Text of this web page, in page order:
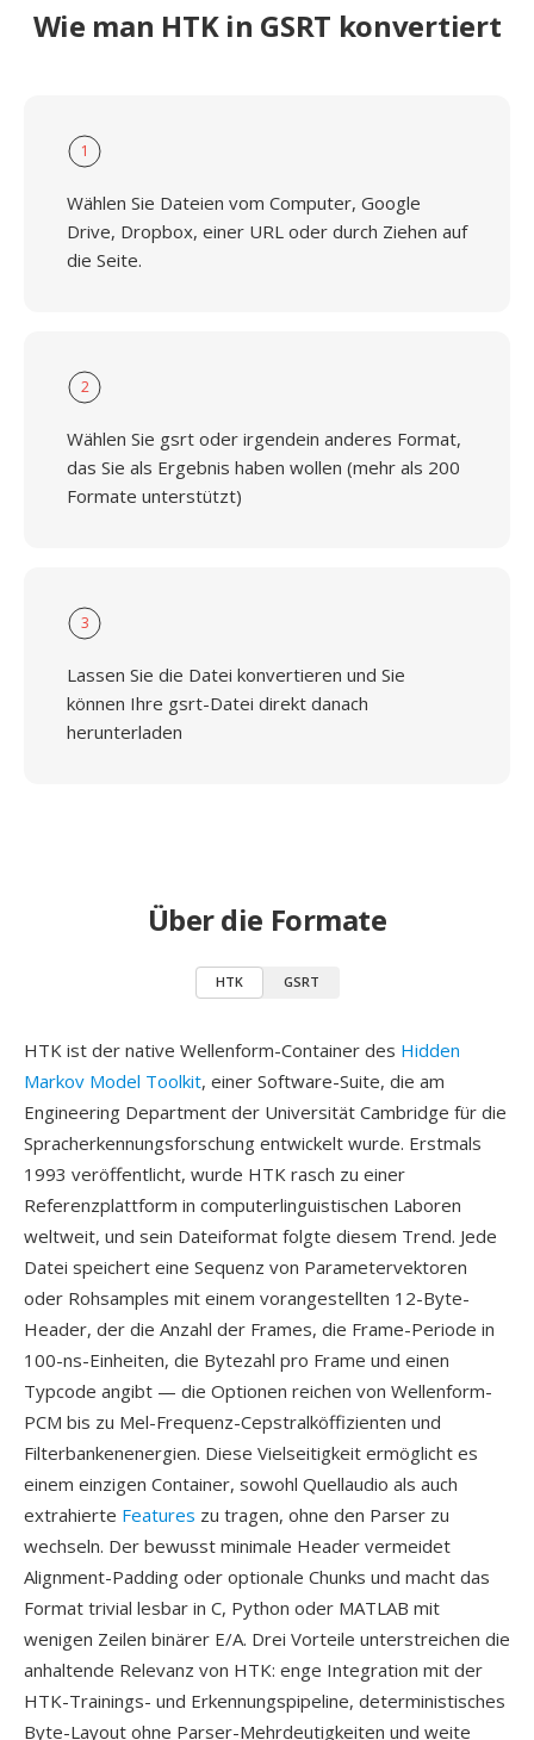
Wie man HTK in GSRT konvertiert
1
Wählen Sie Dateien vom Computer, Google
Drive, Dropbox, einer URL oder durch Ziehen auf
die Seite.
2
Wählen Sie gsrt oder irgendein anderes Format,
das Sie als Ergebnis haben wollen (mehr als 200
Formate unterstützt)
3
Lassen Sie die Datei konvertieren und Sie
können Ihre gsrt-Datei direkt danach
herunterladen
Über die Formate
HTK GSRT
HTK ist der native Wellenform-Container des Hidden
Markov Model Toolkit, einer Software-Suite, die am
Engineering Department der Universität Cambridge für die
Spracherkennungsforschung entwickelt wurde. Erstmals
1993 veröffentlicht, wurde HTK rasch zu einer
Referenzplattform in computerlinguistischen Laboren
weltweit, und sein Dateiformat folgte diesem Trend. Jede
Datei speichert eine Sequenz von Parametervektoren
oder Rohsamples mit einem vorangestellten 12-Byte-
Header, der die Anzahl der Frames, die Frame-Periode in
100-ns-Einheiten, die Bytezahl pro Frame und einen
Typcode angibt — die Optionen reichen von Wellenform-
PCM bis zu Mel-Frequenz-Cepstralköffizienten und
Filterbankenenergien. Diese Vielseitigkeit ermöglicht es
einem einzigen Container, sowohl Quellaudio als auch
extrahierte Features zu tragen, ohne den Parser zu
wechseln. Der bewusst minimale Header vermeidet
Alignment-Padding oder optionale Chunks und macht das
Format trivial lesbar in C, Python oder MATLAB mit
wenigen Zeilen binärer E/A. Drei Vorteile unterstreichen die
anhaltende Relevanz von HTK: enge Integration mit der
HTK-Trainings- und Erkennungspipeline, deterministisches
Byte-Layout ohne Parser-Mehrdeutigkeiten und weite